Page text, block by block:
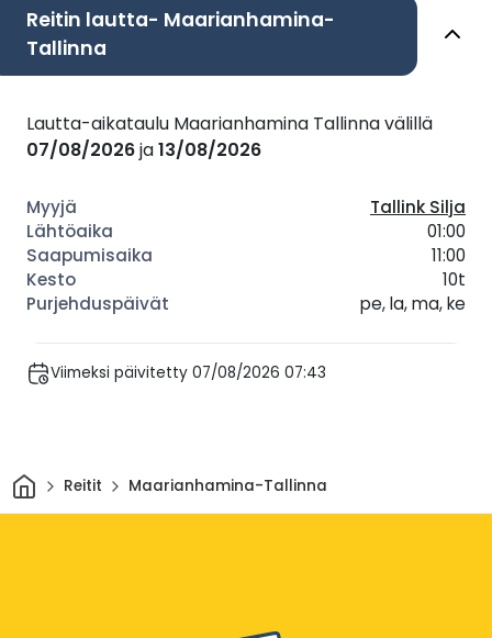
Reitin lautta- Maarianhamina-
Tallinna
Lautta-aikataulu Maarianhamina Tallinna välillä
07/08/2026ja13/08/2026
Tallink Silja
01:00
11:00
10t
pe, la, ma, ke
Viimeksi päivitetty 07/08/2026 07:43
KotiinReitit Maarianhamina-Tallinna